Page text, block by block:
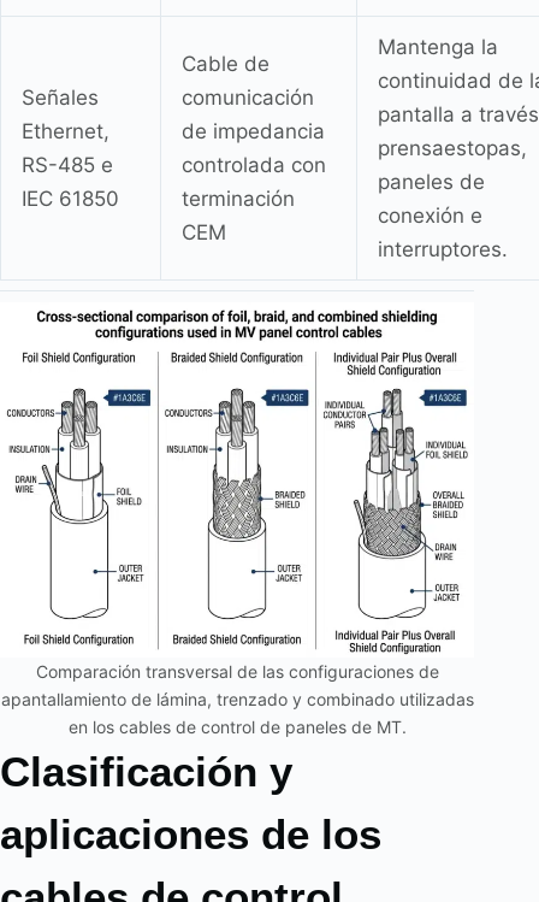
Señales
Ethernet,
RS-485 e
IEC 61850
Cable de
comunicación
de impedancia
controlada con
terminación
CEM
Mantenga la
continuidad de
pantalla a
prensaestopas,
paneles de
conexión e
interruptores.
Comparación transversal de las configuraciones de
apantallamiento de lámina, trenzado y combinado utilizadas
en los cables de control de paneles de MT.
Clasificación y
aplicaciones de los